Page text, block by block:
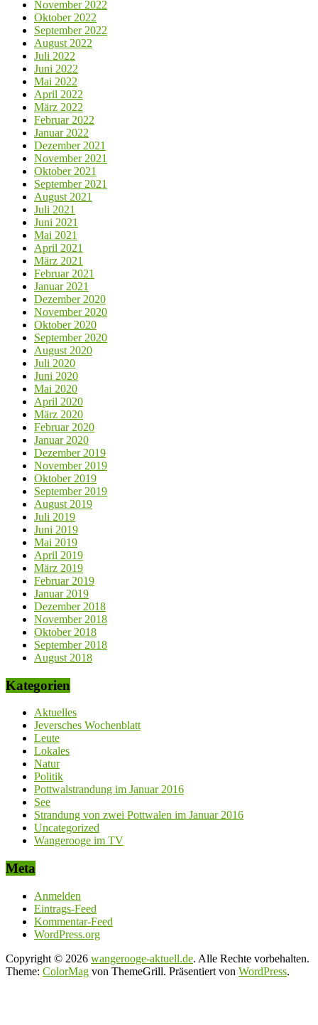
November 2022
Oktober 2022
September 2022
August 2022
Juli 2022
Juni 2022
Mai 2022
April 2022
März 2022
Februar 2022
Januar 2022
Dezember 2021
November 2021
Oktober 2021
September 2021
August 2021
Juli 2021
Juni 2021
Mai 2021
April 2021
März 2021
Februar 2021
Januar 2021
Dezember 2020
November 2020
Oktober 2020
September 2020
August 2020
Juli 2020
Juni 2020
Mai 2020
April 2020
März 2020
Februar 2020
Januar 2020
Dezember 2019
November 2019
Oktober 2019
September 2019
August 2019
Juli 2019
Juni 2019
Mai 2019
April 2019
März 2019
Februar 2019
Januar 2019
Dezember 2018
November 2018
Oktober 2018
September 2018
August 2018
Kategorien
Aktuelles
Jeversches Wochenblatt
Leute
Lokales
Natur
Politik
Pottwalstrandung im Januar 2016
See
Strandung von zwei Pottwalen im Januar 2016
Uncategorized
Wangerooge im TV
Meta
Anmelden
Eintrags-Feed
Kommentar-Feed
WordPress.org
Copyright © 2026 wangerooge-aktuell.de. Alle Rechte vorbehalten.
Theme: ColorMag von ThemeGrill. Präsentiert von WordPress.